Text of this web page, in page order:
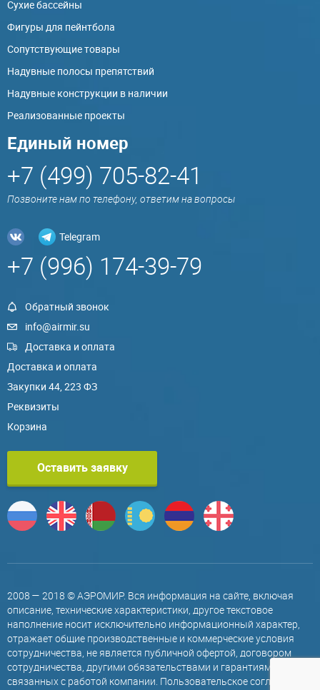
Сухие бассейны
Фигуры для пейнтбола
Сопутствующие товары
Надувные полосы препятствий
Надувные конструкции в наличии
Реализованные проекты
Единый номер
+7 (499) 705-82-41
Позвоните нам по телефону, ответим на вопросы
Telegram
+7 (996) 174-39-79
Обратный звонок
info@airmir.su
Доставка и оплата
Доставка и оплата
Закупки 44, 223 ФЗ
Реквизиты
Корзина
Оставить заявку
2008 — 2018 © АЭРОМИР. Вся информация на сайте, включая
описание, технические характеристики, другое текстовое
наполнение носит исключительно информационный характер,
отражает общие производственные и коммерческие условия
сотрудничества, не является публичной офертой, договором
сотрудничества, другими обязательствами и гарантиями,
связанных с работой компании. Пользовательское соглашение